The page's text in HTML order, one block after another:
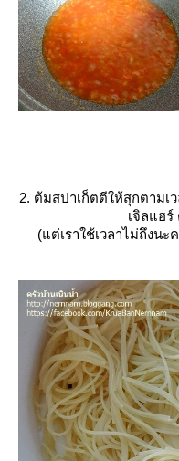
2. ต้มสปาเก็ตตีให้สุกตามเ
เจิลแฮ
(แต่เราใช้เวลาไม่ถึงน